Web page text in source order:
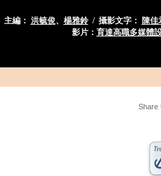
主編： 洪毓俊、 楊雅鈴/ 攝影文字：
陳佳
影片： 育達高職多媒體
Share